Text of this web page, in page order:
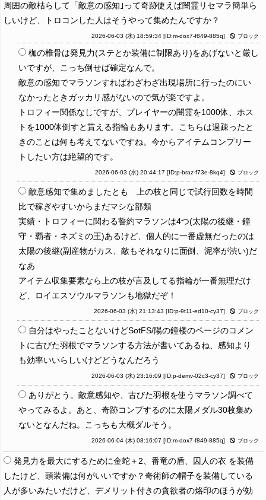
周囲の敵枯らして「敵意の感知｣って奇跡使えば闇霊リセマラ簡単ら
しいけど、トロコンした人はそうやって集めたんですか？
2026-06-03 (水) 18:59:34 [ID:m-dox7-f849-885q] ブロック
枷の椎骨は発見力(ステとか装備に制限あり)をあげないと厳し
いですが、こっち倒せば確定なんで。
敵意の感知でマラソンすればわざわざ出現場所に行ったのにい
なかったときガッカリ感がないので気が楽ですよ。
トロフィー関係なしですが、プレイヤーの闇霊を1000体、ホス
トを1000体倒すと貰える指輪もあります。こちらは過疎ったと
きのことは何も考えてないですね。今からアイテムコンプリー
トしたい方は絶望的です。
2026-06-03 (水) 20:44:17 [ID:p-braz-f73e-8kq4] ブロック
敵意感知で集めましたとも 上の枝と同じで試行回数を時間
比で稼ぎやすいからまだマシな部類
実績・トロフィーに関わる誓約マラソンは4つ(太陽の後継・鐘
守・覇者・ネズミの王)あるけど、個人的に一番虚無だったのは
太陽の後継(副産物がカス、敵もそれなりに面倒、泥率が渋い)だ
なあ
アイテム収集要素なら上の枝が言及してる指輪が一番無理だけ
ど、ロイエスソウルマラソンも地獄だぞ！
2026-06-03 (水) 21:13:43 [ID:p-9t11-ed10-cy37] ブロック
自分はやったことないけどSotFS/陽の鐘楼のページのコメン
トに古びた羽根でマラソンする方法が書いてあるね、感知より
も効率いいらしいけどどうなんだろう
2026-06-03 (水) 23:16:09 [ID:p-demv-02c3-cy37] ブロック
ありがとう。敵意感知や、古びた羽根を使うマラソン調べて
やってみるよ。あと、奇跡コンプするのに太陽メダル30枚集め
ないとなんだね。こっちも大概ダルそう。
2026-06-04 (木) 08:16:07 [ID:m-dox7-f849-885q] ブロック
発見力を最大にするために金蛇＋2、番竜の盾、囚人の衣 を装備
したけど、頭装備は何がいいですか？奇術師の帽子を装備している
人が多いみたいだけど、デメリット付きの貪欲者の烙印のほうが効